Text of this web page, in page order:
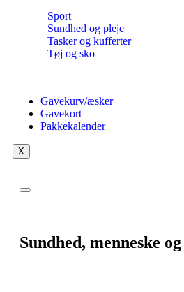
Sport
Sundhed og pleje
Tasker og kufferter
Tøj og sko
Gavekurv/æsker
Gavekort
Pakkekalender
X
Sundhed, menneske